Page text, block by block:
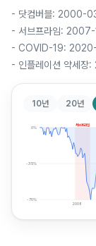
- 닷컴버블: 2000-
- 서브프라임:
- COVID-19:
- 인플레이션 약세
10년 20년
서브프라임
0%
-35%
-70%
2008